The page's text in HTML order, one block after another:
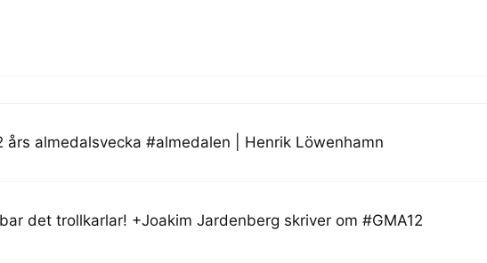
års almedalsvecka #almedalen | Henrik Löwenhamn
det trollkarlar! +Joakim Jardenberg skriver om #GMA12